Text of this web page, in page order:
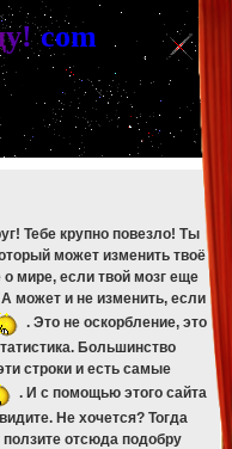
driver/mysqli.php
driver/mysqli.php 329
driver/mysqli.php on line 265
driver/mysqli.php on line329
driver/mysqli.php on line 265
driver/mysqli.php on line329:
у! com
Тебе крупно повезло! Ты
может изменить твоё
мире, если твой мозг еще
может и не изменить, если
. Это не оскорбление, это
Большинство
строки и есть самые
. И с помощью этого сайта
Не хочется? Тогда
отсюда подобру